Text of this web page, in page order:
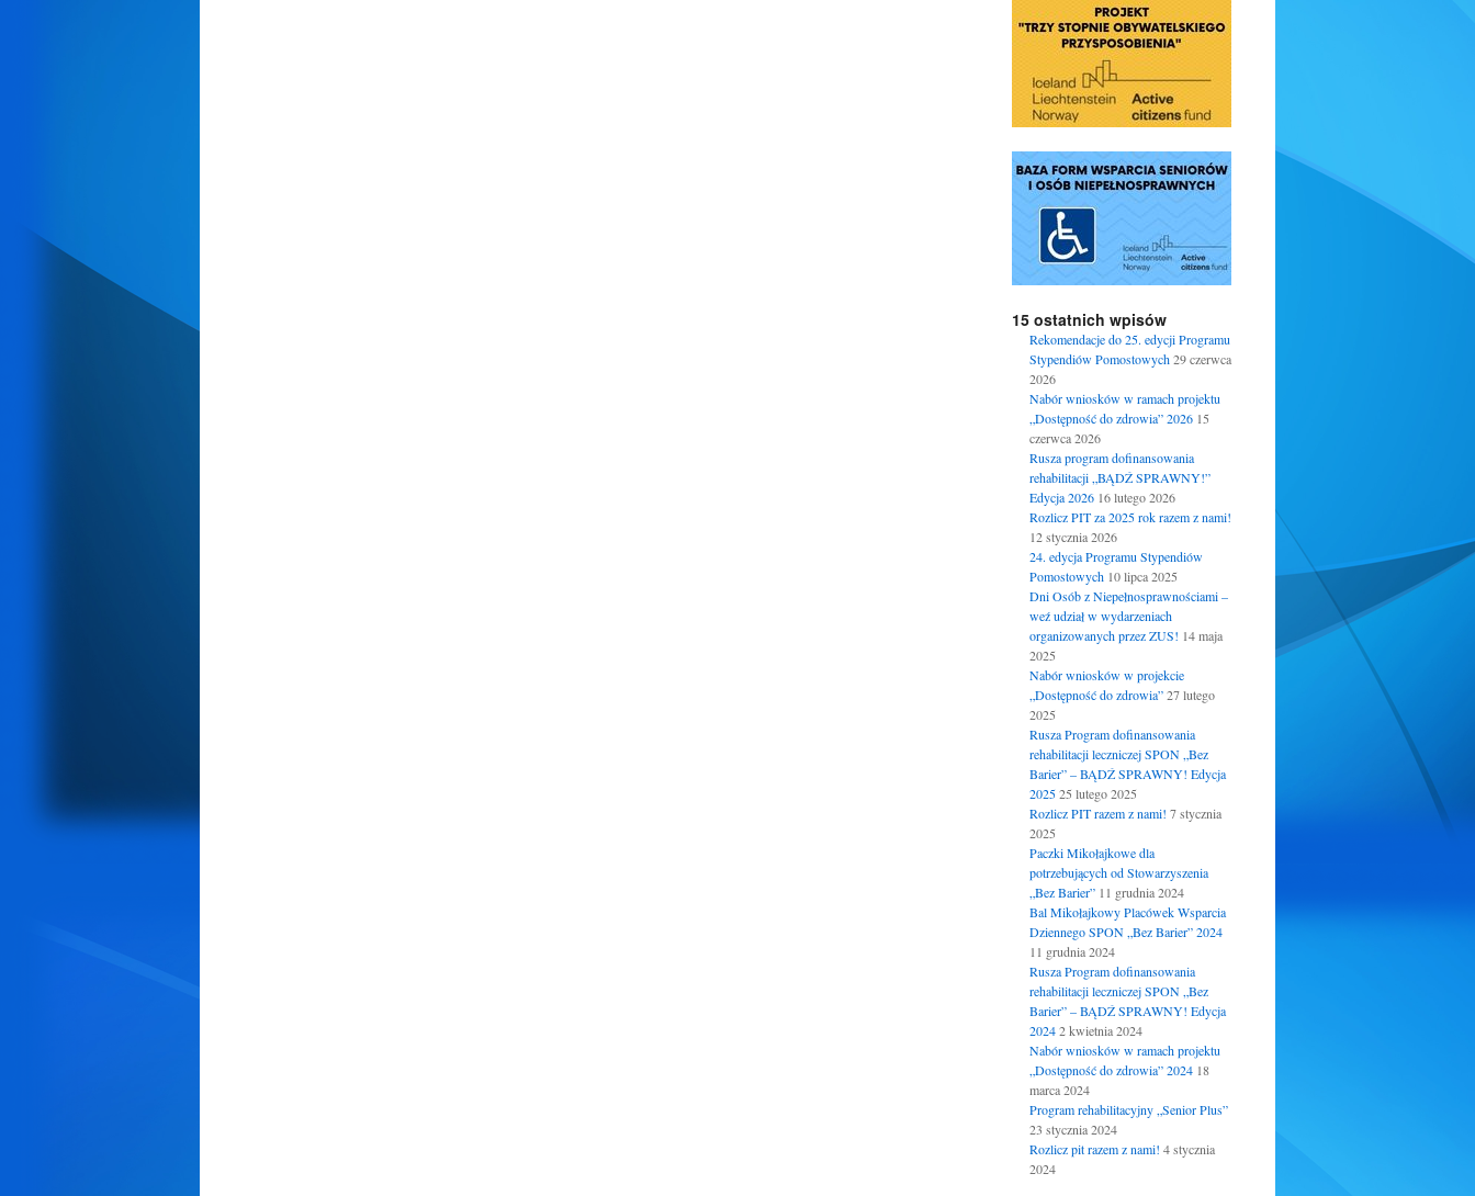
15 ostatnich wpisów
Rekomendacje do 25. edycji Programu
Stypendiów Pomostowych 29 czerwca
2026
Nabór wniosków w ramach projektu
„Dostępność do zdrowia” 2026 15
czerwca 2026
Rusza program dofinansowania
rehabilitacji „BĄDŹ SPRAWNY!”
Edycja 2026 16 lutego 2026
Rozlicz PIT za 2025 rok razem z nami!
12 stycznia 2026
24. edycja Programu Stypendiów
Pomostowych 10 lipca 2025
Dni Osób z Niepełnosprawnościami –
weź udział w wydarzeniach
organizowanych przez ZUS! 14 maja
2025
Nabór wniosków w projekcie
„Dostępność do zdrowia” 27 lutego
2025
Rusza Program dofinansowania
rehabilitacji leczniczej SPON „Bez
Barier” – BĄDŹ SPRAWNY! Edycja
2025 25 lutego 2025
Rozlicz PIT razem z nami! 7 stycznia
2025
Paczki Mikołajkowe dla
potrzebujących od Stowarzyszenia
„Bez Barier” 11 grudnia 2024
Bal Mikołajkowy Placówek Wsparcia
Dziennego SPON „Bez Barier” 2024
11 grudnia 2024
Rusza Program dofinansowania
rehabilitacji leczniczej SPON „Bez
Barier” – BĄDŹ SPRAWNY! Edycja
2024 2 kwietnia 2024
Nabór wniosków w ramach projektu
„Dostępność do zdrowia” 2024 18
marca 2024
Program rehabilitacyjny „Senior Plus”
23 stycznia 2024
Rozlicz pit razem z nami! 4 stycznia
2024